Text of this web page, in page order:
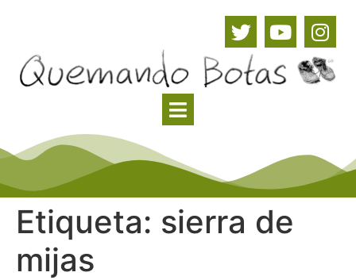
Etiqueta: sierra de
mijas